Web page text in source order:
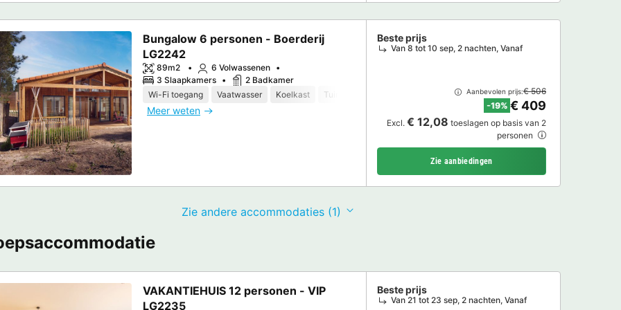
Bungalow 6 personen - Boerderij
LG2242
89m2
6 Volwassenen
3 Slaapkamers
2 Badkamer
Wi-Fi toegang
Vaatwasser Koelkast Tuinmeubelen
Meer weten
Beste prijs
Van 8 tot 10 sep, 2 nachten, Vanaf
Aanbevolen prijs:€ 506
-19% € 409
Excl. € 12,08 toeslagen op basis van 2
personen
Zie aanbiedingen
Zie andere accommodaties (1)
VAKANTIEHUIS 12 personen - VIP
LG2235
Beste prijs
Van 21 tot 23 sep, 2 nachten, Vanaf